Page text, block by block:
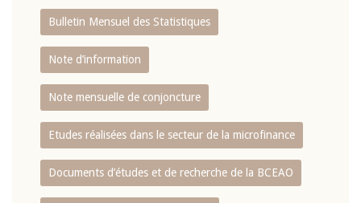
Bulletin Mensuel des Statistiques
Note d’information
Note mensuelle de conjoncture
Etudes réalisées dans le secteur de la microfinance
Documents d’études et de recherche de la BCEAO